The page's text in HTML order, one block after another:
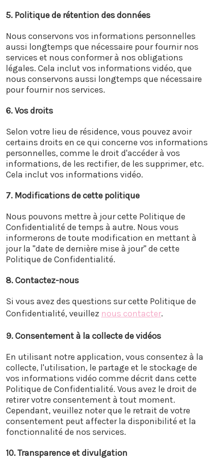
5. Politique de rétention des données
Nous conservons vos informations personnelles
aussi longtemps que nécessaire pour fournir nos
services et nous conformer à nos obligations
légales. Cela inclut vos informations vidéo, que
nous conservons aussi longtemps que nécessaire
pour fournir nos services.
6. Vos droits
Selon votre lieu de résidence, vous pouvez avoir
certains droits en ce qui concerne vos informations
personnelles, comme le droit d'accéder à vos
informations, de les rectifier, de les supprimer, etc.
Cela inclut vos informations vidéo.
7. Modifications de cette politique
Nous pouvons mettre à jour cette Politique de
Confidentialité de temps à autre. Nous vous
informerons de toute modification en mettant à
jour la "date de dernière mise à jour" de cette
Politique de Confidentialité.
8. Contactez-nous
Si vous avez des questions sur cette Politique de
Confidentialité, veuillez nous contacter.
9. Consentement à la collecte de vidéos
En utilisant notre application, vous consentez à la
collecte, l'utilisation, le partage et le stockage de
vos informations vidéo comme décrit dans cette
Politique de Confidentialité. Vous avez le droit de
retirer votre consentement à tout moment.
Cependant, veuillez noter que le retrait de votre
consentement peut affecter la disponibilité et la
fonctionnalité de nos services.
10. Transparence et divulgation